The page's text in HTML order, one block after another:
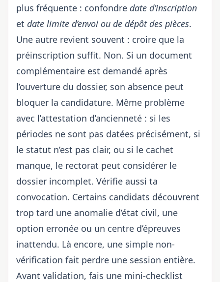
plus fréquente : confondre date d’inscription
et date limite d’envoi ou de dépôt des pièces.
Une autre revient souvent : croire que la
préinscription suffit. Non. Si un document
complémentaire est demandé après
l’ouverture du dossier, son absence peut
bloquer la candidature. Même problème
avec l’attestation d’ancienneté : si les
périodes ne sont pas datées précisément, si
le statut n’est pas clair, ou si le cachet
manque, le rectorat peut considérer le
dossier incomplet. Vérifie aussi ta
convocation. Certains candidats découvrent
trop tard une anomalie d’état civil, une
option erronée ou un centre d’épreuves
inattendu. Là encore, une simple non-
vérification fait perdre une session entière.
Avant validation, fais une mini-checklist